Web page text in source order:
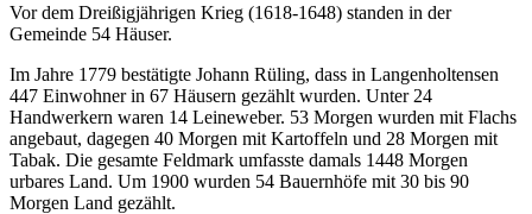
Vor dem Dreißigjährigen Krieg (1618-1648) standen in der
Gemeinde 54 Häuser.
Im Jahre 1779 bestätigte Johann Rüling, dass in Langenholtensen
447 Einwohner in 67 Häusern gezählt wurden. Unter 24
Handwerkern waren 14 Leineweber. 53 Morgen wurden mit Flachs
angebaut, dagegen 40 Morgen mit Kartoffeln und 28 Morgen mit
Tabak. Die gesamte Feldmark umfasste damals 1448 Morgen
urbares Land. Um 1900 wurden 54 Bauernhöfe mit 30 bis 90
Morgen Land gezählt.